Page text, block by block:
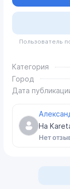
Пользователь
Категория
Город
Дата
На
Нет